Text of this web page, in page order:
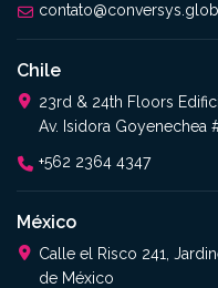
Chile
23rd & 24th Floors
Av. Isidora Goyenechea
+562 2364 4347​
México
Calle el Risco 241,
de México